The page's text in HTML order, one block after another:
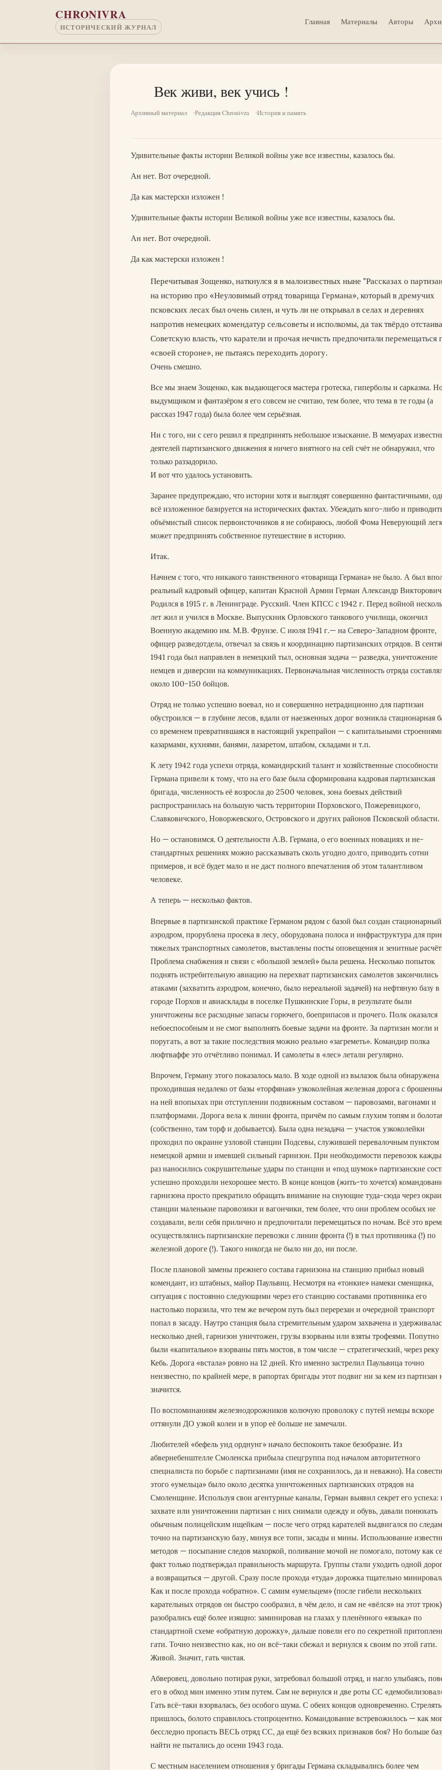
CHRONIVRA
ИСТОРИЧЕСКИЙ ЖУРНАЛ
Главная Материалы Авторы
Век живи, век учись !
Архивный материал Редакция Chronivra История и память
Удивительные факты истории Великой войны уже все известны, казалось бы.
Ан нет. Вот очередной.
Да как мастерски изложен !
Удивительные факты истории Великой войны уже все известны, казалось бы.
Ан нет. Вот очередной.
Да как мастерски изложен !
Перечитывая Зощенко, наткнулся я в малоизвестных ныне "Рассказах о
на историю про «Неуловимый отряд товарища Германа», который в дремучих
псковских лесах был очень силен, и чуть ли не открывал в селах и деревнях
напротив немецких комендатур сельсоветы и исполкомы, да так твёрдо
Советскую власть, что каратели и прочая нечисть предпочитали перемещаться
«своей стороне», не пытаясь переходить дорогу.
Очень смешно.
Все мы знаем Зощенко, как выдающегося мастера гротеска, гиперболы и сарказма.
выдумщиком и фантазёром я его совсем не считаю, тем более, что тема в те годы (а
рассказ 1947 года) была более чем серьёзная.
Ни с того, ни с сего решил я предпринять небольшое изыскание. В мемуарах
деятелей партизанского движения я ничего внятного на сей счёт не обнаружил, что
только раззадорило.
И вот что удалось установить.
Заранее предупреждаю, что истории хотя и выглядят совершенно фантастичными,
всё изложенное базируется на исторических фактах. Убеждать кого-либо и
объёмистый список первоисточников я не собираюсь, любой Фома Неверующий
может предпринять собственное путешествие в историю.
Итак.
Начнем с того, что никакого таинственного «товарища Германа» не было. А был
реальный кадровый офицер, капитан Красной Армии Герман Александр
Родился в 1915 г. в Ленинграде. Русский. Член КПСС с 1942 г. Перед войной
лет жил и учился в Москве. Выпускник Орловского танкового училища, окончил
Военную академию им. М.В. Фрунзе. С июля 1941 г.— на Северо-Западном фронте,
офицер разведотдела, отвечал за связь и координацию партизанских отрядов. В
1941 года был направлен в немецкий тыл, основная задача — разведка, уничтожение
немцев и диверсии на коммуникациях. Первоначальная численность отряда
около 100-150 бойцов.
Отряд не только успешно воевал, но и совершенно нетрадиционно для партизан
обустроился — в глубине лесов, вдали от наезженных дорог возникла стационарная
со временем превратившаяся в настоящий укрепрайон — с капитальными
казармами, кухнями, банями, лазаретом, штабом, складами и т.п.
К лету 1942 года успехи отряда, командирский талант и хозяйственные способности
Германа привели к тому, что на его базе была сформирована кадровая партизанская
бригада, численность её возросла до 2500 человек, зона боевых действий
распространилась на большую часть территории Порховского, Пожеревицкого,
Славковичского, Новоржевского, Островского и других районов Псковской области.
Но — остановимся. О деятельности А.В. Германа, о его военных новациях и не-
стандартных решениях можно рассказывать сколь угодно долго, приводить сотни
примеров, и всё будет мало и не даст полного впечатления об этом талантливом
человеке.
А теперь — несколько фактов.
Впервые в партизанской практике Германом рядом с базой был создан стационарный
аэродром, прорублена просека в лесу, оборудована полоса и инфраструктура для
тяжелых транспортных самолетов, выставлены посты оповещения и зенитные
Проблема снабжения и связи с «большой землей» была решена. Несколько попыток
поднять истребительную авиацию на перехват партизанских самолетов закончились
атаками (захватить аэродром, конечно, было нереальной задачей) на нефтяную базу в
городе Порхов и авиасклады в поселке Пушкинские Горы, в результате были
уничтожены все расходные запасы горючего, боеприпасов и прочего. Полк оказался
небоеспособным и не смог выполнять боевые задачи на фронте. За партизан могли и
поругать, а вот за такие последствия можно реально «загреметь». Командир полка
люфтваффе это отчётливо понимал. И самолеты в «лес» летали регулярно.
Впрочем, Герману этого показалось мало. В ходе одной из вылазок была обнаружена
проходившая недалеко от базы «торфяная» узкоколейная железная дорога с
на ней впопыхах при отступлении подвижным составом — паровозами, вагонами и
платформами. Дорога вела к линии фронта, причём по самым глухим топям и
(собственно, там торф и добывается). Была одна незадача — участок узкоколейки
проходил по окраине узловой станции Подсевы, служившей перевалочным пунктом
немецкой армии и имевшей сильный гарнизон. При необходимости перевозок
раз наносились сокрушительные удары по станции и «под шумок» партизанские
успешно проходили нехорошее место. В конце концов (жить-то хочется)
гарнизона просто прекратило обращать внимание на снующие туда-сюда через
станции маленькие паровозики и вагончики, тем более, что они проблем особых не
создавали, вели себя прилично и предпочитали перемещаться по ночам. Всё это
осуществлялись партизанские перевозки с линии фронта (!) в тыл противника (!) по
железной дороге (!). Такого никогда не было ни до, ни после.
После плановой замены прежнего состава гарнизона на станцию прибыл новый
комендант, из штабных, майор Паульвиц. Несмотря на «тонкие» намеки сменщика,
ситуация с постоянно следующими через его станцию составами противника его
настолько поразила, что тем же вечером путь был перерезан и очередной транспорт
попал в засаду. Наутро станция была стремительным ударом захвачена и
несколько дней, гарнизон уничтожен, грузы взорваны или взяты трофеями. Попутно
были «капитально» взорваны пять мостов, в том числе — стратегический, через реку
Кебь. Дорога «встала» ровно на 12 дней. Кто именно застрелил Паульвица точно
неизвестно, по крайней мере, в рапортах бригады этот подвиг ни за кем из партизан
значится.
По воспоминаниям железнодорожников колючую проволоку с путей немцы вскоре
оттянули ДО узкой колеи и в упор её больше не замечали.
Любителей «бефель унд орднунг» начало беспокоить такое безобразие. Из
абвернебенштелле Смоленска прибыла спецгруппа под началом авторитетного
специалиста по борьбе с партизанами (имя не сохранилось, да и неважно). На совести
этого «умельца» было около десятка уничтоженных партизанских отрядов на
Смоленщине. Используя свои агентурные каналы, Герман выявил секрет его успеха:
захвате или уничтожении партизан с них снимали одежду и обувь, давали понюхать
обычным полицейским ищейкам — после чего отряд карателей выдвигался по следам
точно на партизанскую базу, минуя все топи, засады и мины. Использование
методов — посыпание следов махоркой, поливание мочой не помогало, потому как
факт только подтверждал правильность маршрута. Группы стали уходить одной
а возвращаться — другой. Сразу после прохода «туда» дорожка тщательно
Как и после прохода «обратно». С самим «умельцем» (после гибели нескольких
карательных отрядов он быстро сообразил, в чём дело, и сам не «вёлся» на этот трюк)
разобрались ещё более изящно: заминировав на глазах у пленённого «языка» по
стандартной схеме «обратную дорожку», дальше повели его по секретной
гати. Точно неизвестно как, но он всё-таки сбежал и вернулся к своим по этой гати.
Живой. Значит, гать чистая.
Абверовец, довольно потирая руки, затребовал большой отряд, и нагло улыбаясь,
его в обход мин именно этим путем. Сам не вернулся и две роты СС
Гать всё-таки взорвалась, без особого шума. С обеих концов одновременно.
пришлось, болото справилось стопроцентно. Командование встревожилось — как
бесследно пропасть ВЕСЬ отряд СС, да ещё без всяких признаков боя? Но больше
найти не пытались до осени 1943 года.
С местным населением отношения у бригады Германа складывались более чем